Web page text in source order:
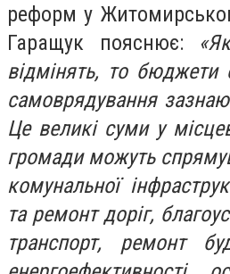
реформ у
Гаращук пояснює: «
відмінять, то бюджети
самоврядування
Це великі суми у
громади можуть
комунальної
та ремонт доріг,
транспорт, ремонт